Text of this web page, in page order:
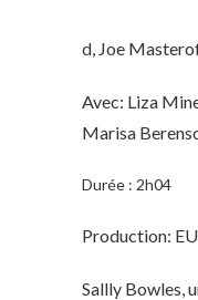
d, Joe
Avec: Liza
Marisa
Durée : 2h04
Production:
Sallly Bowles,